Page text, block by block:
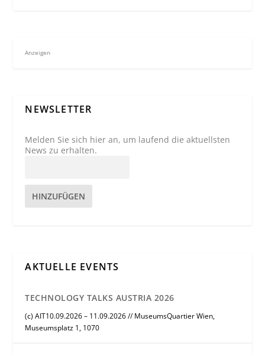
Anzeigen
NEWSLETTER
Melden Sie sich hier an, um laufend die aktuellsten
News zu erhalten.
HINZUFÜGEN
AKTUELLE EVENTS
TECHNOLOGY TALKS AUSTRIA 2026
(c) AIT10.09.2026 – 11.09.2026 // MuseumsQuartier Wien,
Museumsplatz 1, 1070